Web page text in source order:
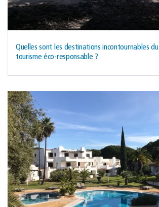
Quelles sont les destinations incontournables du
tourisme éco-responsable ?